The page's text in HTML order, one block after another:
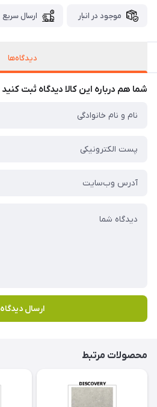
موجود در انبار ارسال سریع
دیدگاه‌ها
شما هم درباره این کالا دیدگاه ثبت کنید
ارسال دیدگاه
محصولات مرتبط